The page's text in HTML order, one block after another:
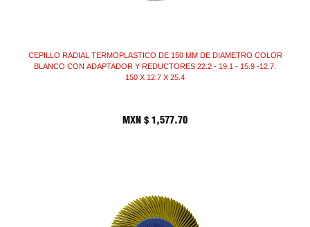
CEPILLO RADIAL TERMOPLASTICO DE 150 MM DE DIAMETRO COLOR
BLANCO CON ADAPTADOR Y REDUCTORES 22.2 - 19.1 - 15.9 -12.7.
150 X 12.7 X 25.4
MXN $ 1,577.70